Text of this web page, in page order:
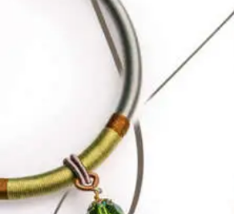
SIGNATURE
HABIBA pour HABIBA
FRIDA
SOFIA
PERLA